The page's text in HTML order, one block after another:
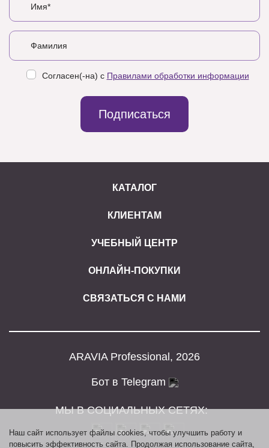
Согласен(-на) с Правилами обработки информации
Подписаться
КАТАЛОГ
КЛИЕНТАМ
УЧЕБНЫЙ ЦЕНТР
ОНЛАЙН-ПОКУПКИ
СВЯЗАТЬСЯ С НАМИ
ARAVIA Professional, 2026
Бот в Telegram
МЫ В СОЦИАЛЬНЫХ СЕТЯХ:
Наш сайт использует файлы cookies, чтобы улучшить работу и
повысить эффективность сайта. Продолжая использование сайта,